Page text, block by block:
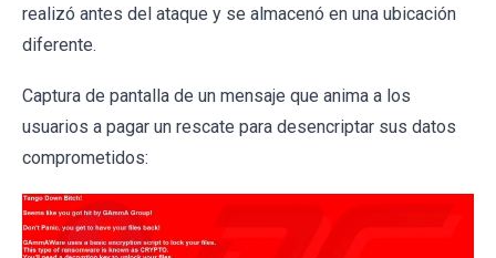
realizó antes del ataque y se almacenó en una ubicación
diferente.
Captura de pantalla de un mensaje que anima a los
usuarios a pagar un rescate para desencriptar sus datos
comprometidos: